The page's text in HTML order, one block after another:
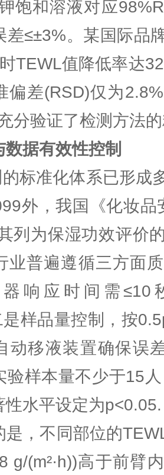
饱和溶液对应
差≤±3%。某国际品
TEWL值降低率达
偏差(RSD)仅为
分验证了检测方法
据有效性控制
标准化体系已形成
外，我国《化妆
列为保湿功效评价
业普遍遵循三方面
响应时间需≤10
是样品量控制，按
动移液装置确保误
验样本量不少于15
性水平设定为p<0.05.
是，不同部位的
g/(m²·h))高于前臂